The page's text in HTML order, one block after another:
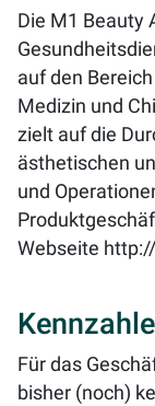
Die M1 Beauty
auf den
Medizin und
zielt auf die
ästhetischen
und
Webseite
Für das
bisher (noch)